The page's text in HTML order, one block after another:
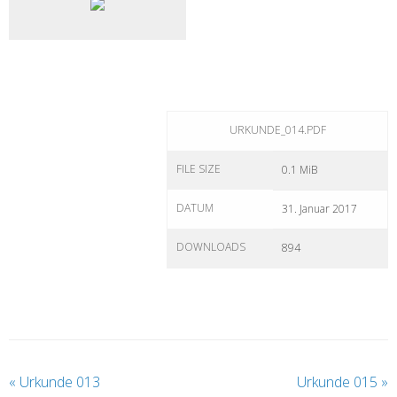
URKUNDE_014.PDF
FILE SIZE 0.1 MiB
DATUM 31. Januar 2017
DOWNLOADS 894
« Urkunde 013 Urkunde 015 »